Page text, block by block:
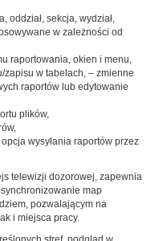
oddział, sekcja, wydział,
w zależności od
raportowania, okien i menu,
zapisu w tabelach, – zmienne
raportów lub edytowanie
plików,
wysyłania raportów przez
telewizji dozorowej, zapewnia
map
pozwalającym na
i miejsca pracy.